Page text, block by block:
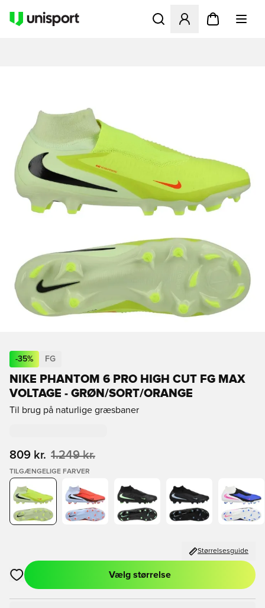
Åbner en Modal til at
-35% FG
NIKE PHANTOM 6 PRO HIGH CUT FG MAX
VOLTAGE - GRØN/SORT/ORANGE
Til brug på naturlige græsbaner
809 kr. 1.249 kr.
TILGÆNGELIGE FARVER
Størrelsesguide
Åbner en Modal til at logge ind eller tilmelde dig som medlem
Vælg størrelse